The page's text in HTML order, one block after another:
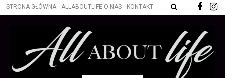
STRONA GŁÓWNA ALLABOUTLIFE O NAS KONTAKT